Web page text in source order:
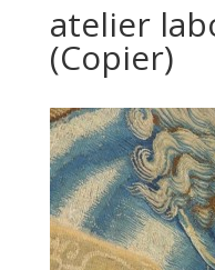
atelier
(Copier)